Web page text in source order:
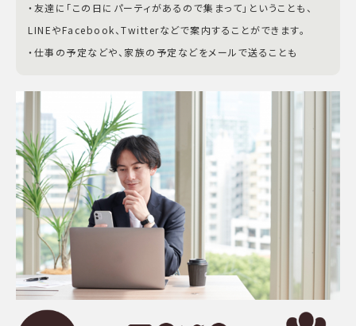
・友達に「この日にパーティがあるので集まって」ということも、
LINEやFacebook、Twitterなどで案内することができます。
・仕事の予定などや、家族の予定などをメールで送ることも